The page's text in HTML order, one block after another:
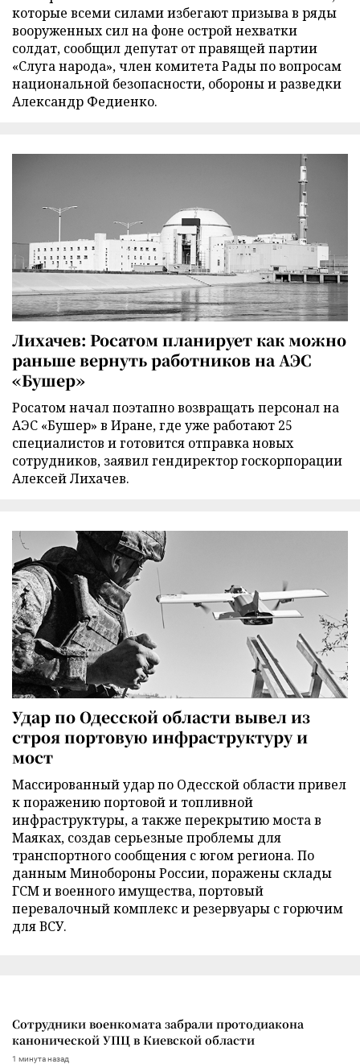
которые всеми силами избегают призыва в ряды
вооруженных сил на фоне острой нехватки
солдат, сообщил депутат от правящей партии
«Слуга народа», член комитета Рады по вопросам
национальной безопасности, обороны и разведки
Александр Федиенко.
Лихачев: Росатом планирует как можно
раньше вернуть работников на АЭС
«Бушер»
Росатом начал поэтапно возвращать персонал на
АЭС «Бушер» в Иране, где уже работают 25
специалистов и готовится отправка новых
сотрудников, заявил гендиректор госкорпорации
Алексей Лихачев.
Удар по Одесской области вывел из
строя портовую инфраструктуру и
мост
Массированный удар по Одесской области привел
к поражению портовой и топливной
инфраструктуры, а также перекрытию моста в
Маяках, создав серьезные проблемы для
транспортного сообщения с югом региона. По
данным Минобороны России, поражены склады
ГСМ и военного имущества, портовый
перевалочный комплекс и резервуары с горючим
для ВСУ.
Сотрудники военкомата забрали протодиакона
канонической УПЦ в Киевской области
1 минута назад